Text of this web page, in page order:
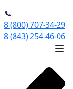
8 (800) 707-34-29
8 (843) 254-46-06